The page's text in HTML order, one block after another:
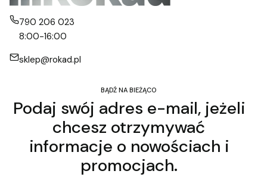
790 206 023
8:00-16:00
sklep@rokad.pl
BĄDŹ NA BIEŻĄCO
Podaj swój adres e-mail, jeżeli
chcesz otrzymywać
informacje o nowościach i
promocjach.